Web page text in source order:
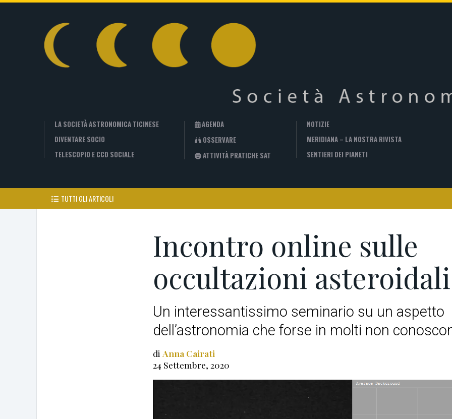
LA SOCIETÀ ASTRONOMICA TICINESE
DIVENTARE SOCIO
TELESCOPIO E CCD SOCIALE
AGENDA
OSSERVARE
ATTIVITÀ PRATICHE SAT
NOTIZIE
MERIDIANA – LA NOSTRA RIVISTA
SENTIERI DEI PIANETI
TUTTI GLI ARTICOLI
Incontro online sulle
occultazioni asteroidali
Un interessantissimo seminario su un aspetto
dell’astronomia che forse in molti non
di Anna Cairati
24 Settembre, 2020